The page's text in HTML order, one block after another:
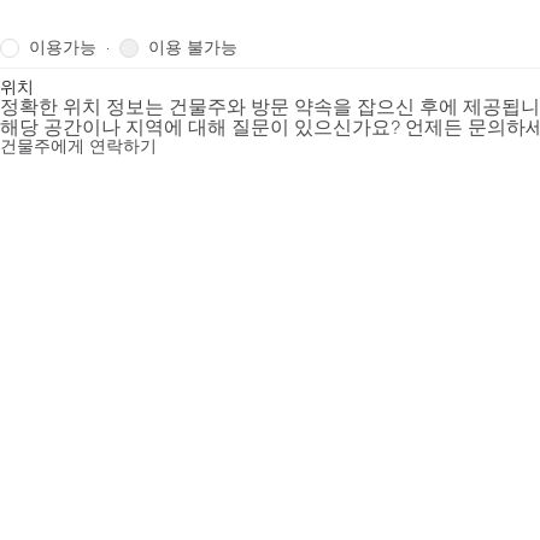
이용가능 · 이용 불가능
위치
정확한 위치 정보는 건물주와 방문 약속을 잡으신 후에 제공됩
해당 공간이나 지역에 대해 질문이 있으신가요? 언제든 문의하
건물주에게 연락하기